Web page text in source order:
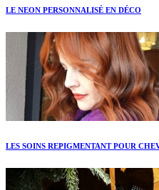
LE NEON PERSONNALISÉ EN DÉCO
LES SOINS REPIGMENTANT POUR